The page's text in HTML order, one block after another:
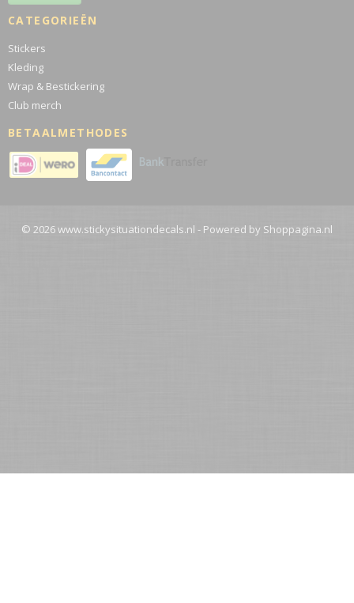
CATEGORIEËN
Stickers
Kleding
Wrap & Bestickering
Club merch
BETAALMETHODES
© 2026 www.stickysituationdecals.nl - Powered by Shoppagina.nl